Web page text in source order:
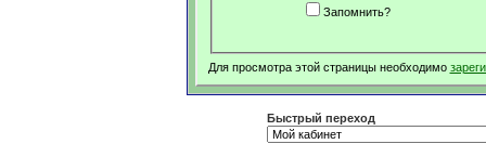
Запомнить?
Для просмотра этой страницы необходимо
Быстрый переход